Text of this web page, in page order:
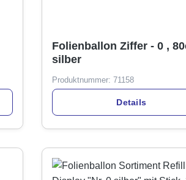
Folienballon Ziffer - 0 ,
silber
Produktnummer: 71158
Details